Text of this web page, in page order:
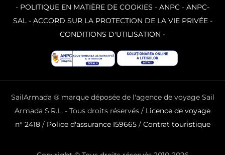
- POLITIQUE EN MATIÈRE DE COOKIES - ANPC - ANPC-
SAL- ACCORD SUR LA PROTECTION DE LA VIE PRIVÉE-
CONDITIONS D'UTILISATION -
SailArmada ® marque déposée de l'agence de voyage Sail
Armada S.R.L. - Tous droits réservés / Licence de voyage
n° 2418/ Police d'assurance I59665/ Contrat touristique